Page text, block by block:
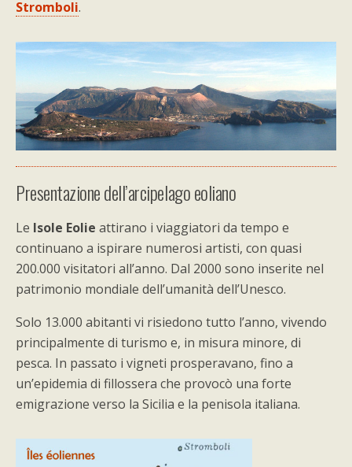
Stromboli.
Presentazione dell’arcipelago eoliano
Le Isole Eolie attirano i viaggiatori da tempo e
continuano a ispirare numerosi artisti, con quasi
200.000 visitatori all’anno. Dal 2000 sono inserite nel
patrimonio mondiale dell’umanità dell’Unesco.
Solo 13.000 abitanti vi risiedono tutto l’anno, vivendo
principalmente di turismo e, in misura minore, di
pesca. In passato i vigneti prosperavano, fino a
un’epidemia di fillossera che provocò una forte
emigrazione verso la Sicilia e la penisola italiana.